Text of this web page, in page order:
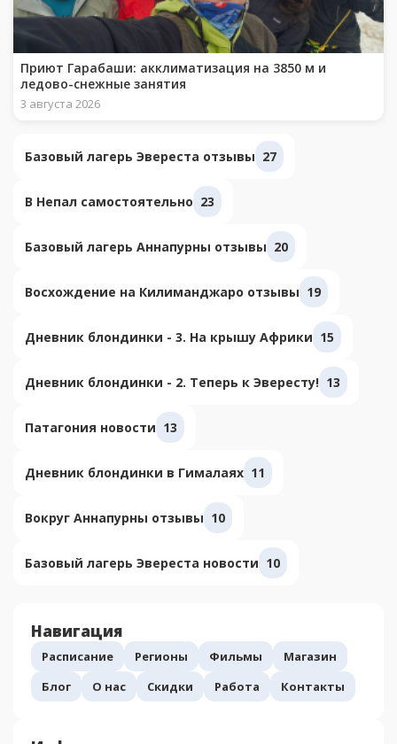
Приют Гарабаши: акклиматизация на 3850 м и
ледово-снежные занятия
3 августа 2026
Базовый лагерь Эвереста отзывы 27
В Непал самостоятельно 23
Базовый лагерь Аннапурны отзывы 20
Восхождение на Килиманджаро отзывы 19
Дневник блондинки - 3. На крышу Африки 15
Дневник блондинки - 2. Теперь к Эвересту! 13
Патагония новости 13
Дневник блондинки в Гималаях 11
Вокруг Аннапурны отзывы 10
Базовый лагерь Эвереста новости 10
Навигация
Расписание Регионы Фильмы
Магазин
Блог
О нас Скидки Работа Контакты